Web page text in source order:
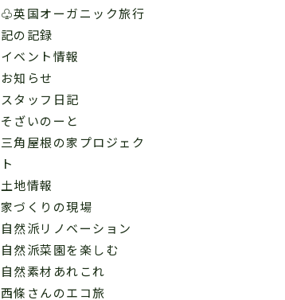
♧英国オーガニック旅行
記の記録
イベント情報
お知らせ
スタッフ日記
そざいのーと
三角屋根の家プロジェク
ト
土地情報
家づくりの現場
自然派リノベーション
自然派菜園を楽しむ
自然素材あれこれ